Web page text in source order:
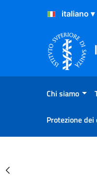
Salta al Contenuto
Salta al Footer
Chi siamo
Protezione dei
Risultati